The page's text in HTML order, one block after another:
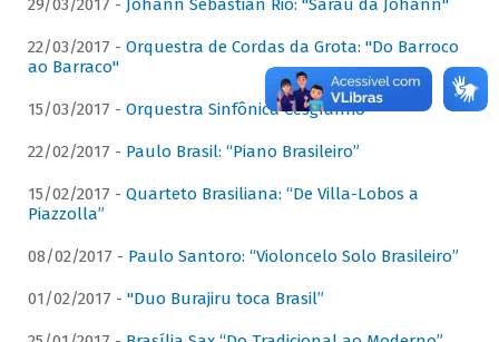
29/03/2017 - Johann Sebastian Rio: "Sarau da Johann"
22/03/2017 - Orquestra de Cordas da Grota: "Do Barroco
ao Barraco"
15/03/2017 - Orquestra Sinfônica Cesgranrio
22/02/2017 - Paulo Brasil: “Piano Brasileiro”
15/02/2017 - Quarteto Brasiliana: “De Villa-Lobos a
Piazzolla”
08/02/2017 - Paulo Santoro: “Violoncelo Solo Brasileiro”
01/02/2017 - "Duo Burajiru toca Brasil”